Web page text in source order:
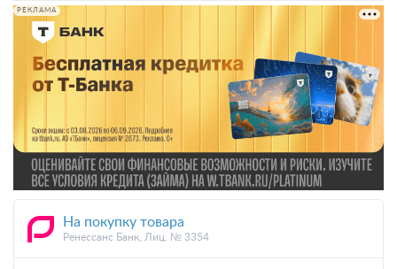
РЕКЛАМА
На покупку товара
Ренессанс Банк, Лиц. № 3354